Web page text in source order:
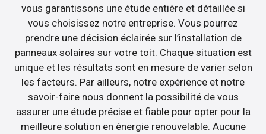
vous garantissons une étude entière et détaillée si
vous choisissez notre entreprise. Vous pourrez
prendre une décision éclairée sur l’installation de
panneaux solaires sur votre toit. Chaque situation est
unique et les résultats sont en mesure de varier selon
les facteurs. Par ailleurs, notre expérience et notre
savoir-faire nous donnent la possibilité de vous
assurer une étude précise et fiable pour opter pour la
meilleure solution en énergie renouvelable. Aucune